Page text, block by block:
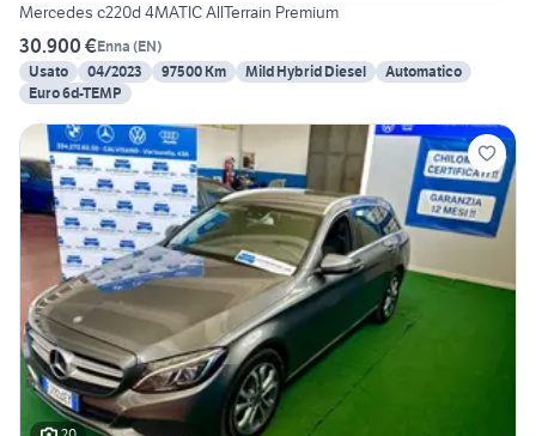
Mercedes c220d 4MATIC AllTerrain Premium
30.900 €Enna (EN)
Usato
04/2023 97500 Km Mild Hybrid Diesel
Automatico
Euro 6d-TEMP